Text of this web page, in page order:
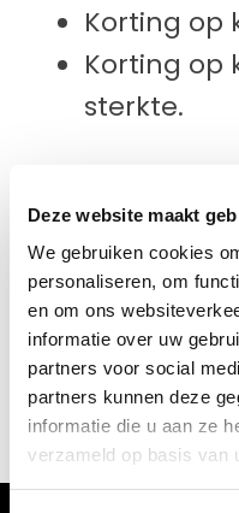
Deze website maakt
We gebruiken cookies
personaliseren, om
en om ons
informatie over uw
partners voor social
partners kunnen deze
informatie die u aan ze
verzameld op basis van
Korting op
Korting op
sterkte.
per maand).
Neem